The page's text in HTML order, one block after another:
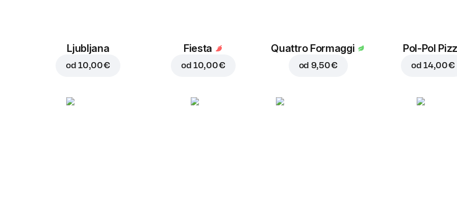
Ljubljana
od 10,00 €
Fiesta
od 10,00 €
Quattro Formaggi
od 9,50 €
Pol-Pol
od 14,00 €